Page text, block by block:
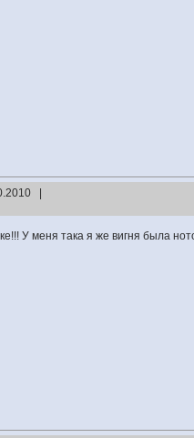
|
У меня така я же вигня была